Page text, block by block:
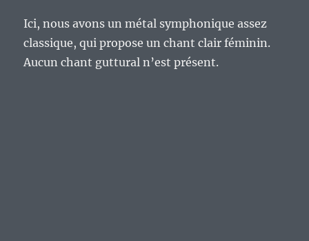
Ici, nous avons un métal symphonique assez
classique, qui propose un chant clair féminin.
Aucun chant guttural n’est présent.